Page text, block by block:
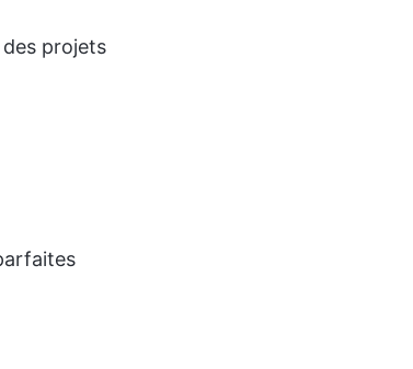
projets